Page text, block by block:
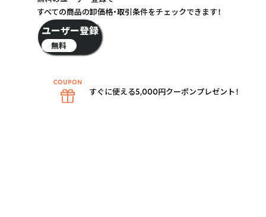
すべての商品の卸価格・取引条件をチェックできます！
ユーザー登録
無料
すぐに使える5,000円クーポンプレゼント！